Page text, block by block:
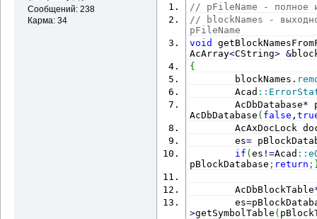
Сообщений: 238
Карма: 34
// pFileName - полное
// blockNames -
pFileName
void
AcArray<CString> &
{
blockNames.
Acad ::
AcDbDatabase*
AcDbDatabase ( false ,
AcAxDocLock
es=
if (es !=Acad ::
pBlockDatabase ; return ;
AcDbBlockTable
es=
>getSymbolTable (